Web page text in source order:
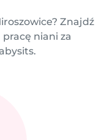
Znajdź
pracę niani za